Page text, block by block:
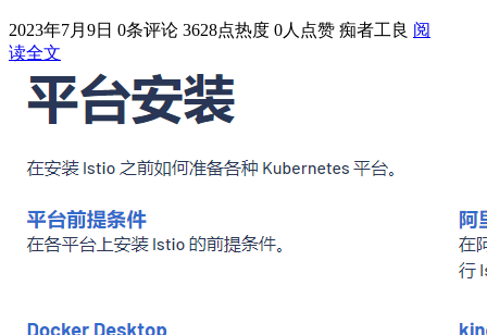
2023年7月9日 0条评论 3628点热度 0人点赞 痴者工良 阅
读全文